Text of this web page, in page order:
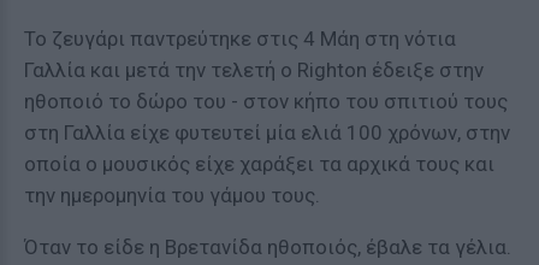
Το ζευγάρι παντρεύτηκε στις 4 Μάη στη νότια
Γαλλία και μετά την τελετή ο Righton έδειξε στην
ηθοποιό το δώρο του - στον κήπο του σπιτιού τους
στη Γαλλία είχε φυτευτεί μία ελιά 100 χρόνων, στην
οποία ο μουσικός είχε χαράξει τα αρχικά τους και
την ημερομηνία του γάμου τους.
Όταν το είδε η Βρετανίδα ηθοποιός, έβαλε τα γέλια.